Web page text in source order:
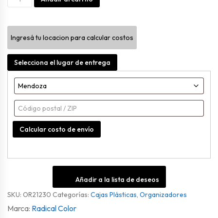
Alto
Gris
30
cantidad
Ingresá tu locacion para calcular costos
Selecciona el lugar de entrega
Calcular costo de envío
Añadir a la lista de deseos
SKU: OR21230 Categorías: Cajas Plásticas, Organizadores
Radical Color